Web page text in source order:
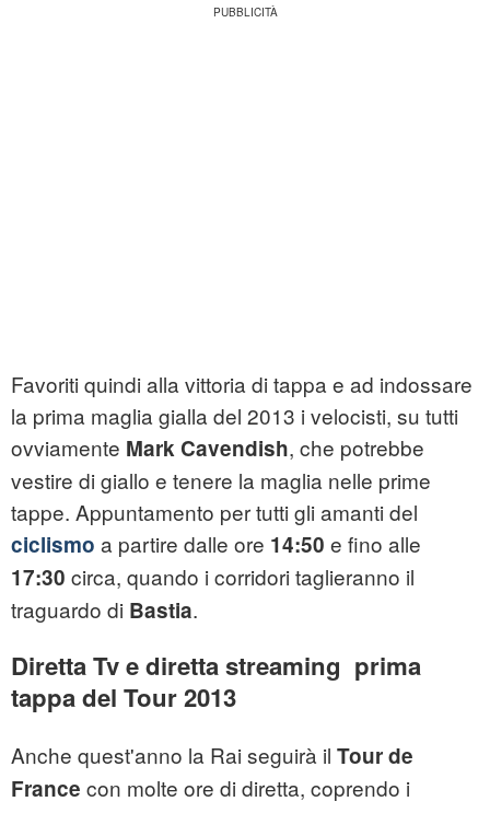
Favoriti quindi alla vittoria di tappa e ad indossare
la prima maglia gialla del 2013 i velocisti, su tutti
ovviamente Mark Cavendish, che potrebbe
vestire di giallo e tenere la maglia nelle prime
tappe. Appuntamento per tutti gli amanti del
ciclismo a partire dalle ore 14:50 e fino alle
17:30 circa, quando i corridori taglieranno il
traguardo di Bastia.
Diretta Tv e diretta streaming prima
tappa del Tour 2013
Anche quest'anno la Rai seguirà il Tour de
France con molte ore di diretta, coprendo i